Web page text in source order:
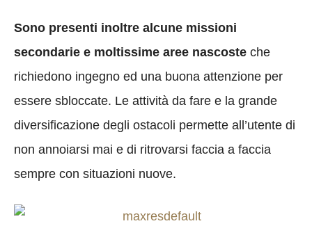
Sono presenti inoltre alcune missioni
secondarie e moltissime aree nascoste che
richiedono ingegno ed una buona attenzione per
essere sbloccate. Le attività da fare e la grande
diversificazione degli ostacoli permette all’utente di
non annoiarsi mai e di ritrovarsi faccia a faccia
sempre con situazioni nuove.